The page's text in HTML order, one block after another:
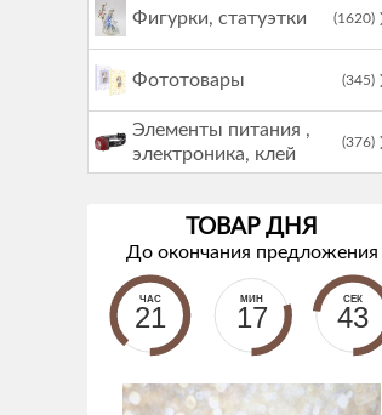
Фигурки, статуэтки (1620)
Фототовары (345)
Элементы питания ,
электроника, клей
(376)
ТОВАР ДНЯ
До окончания предложения
ЧАС
21
МИН
17
СЕК
43